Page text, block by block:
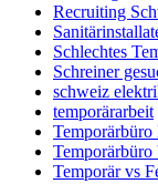
Recruiting
Schlechtes
Schreiner
schweiz
temporärarbeit
Temporär vs